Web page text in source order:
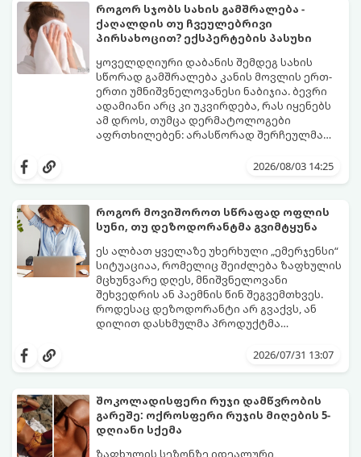
როგორ სჯობს სახის გამშრალება -
ქაღალდის თუ ჩვეულებრივი
პირსახოცით? ექსპერტების პასუხი
ყოველდღიური დაბანის შემდეგ სახის
სწორად გამშრალება კანის მოვლის ერთ-
ერთი უმნიშვნელოვანესი ნაბიჯია. ბევრი
ადამიანი არც კი უკვირდება, რას იყენებს
ამ დროს, თუმცა დერმატოლოგები
აფრთხილებენ: არასწორად შერჩეულმა
გამონაყარი, კანის გაღიზიანება და
კანის ჯანმრთელობისთვის - ტრადიციული
2026/08/03 14:25
როგორ მოვიშოროთ სწრაფად ოფლის
სუნი, თუ დეზოდორანტმა გვიმტყუნა
ეს ალბათ ყველაზე უხერხული „ემერჯენსი“
სიტუაციაა, რომელიც შეიძლება ზაფხულის
მცხუნვარე დღეს, მნიშვნელოვანი
შეხვედრის ან პაემნის წინ შეგვემთხვეს.
როდესაც დეზოდორანტი არ გვაქვს, ან
დილით დასხმულმა პროდუქტმა
იღლიებში უსიამოვნო სუნი გაჩნდა,
სუნი არ აქვს. სუნს აჩენენ ბაქტერიები,
შესაბამისად, ჩვენი მიზანია ამ
ბაქტერიების განადგურება და კანის
გამოშრობა.
აი, 5 ყველაზე ეფექტური,
აპრობირებული და ნაცადი ხერხი,
რომლებიც ნებისმიერ ოფისში, კაფესა
2026/07/31 13:07
შოკოლადისფერი რუჯი დამწვრობის
გარეშე: ოქროსფერი რუჯის მიღების 5-
დღიანი სქემა
ზაფხულის სეზონზე იდეალური,